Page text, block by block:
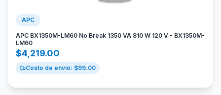
APC
APC BX1350M-LM60 No Break 1350 VA 810 W 120 V - BX1350M-
LM60
$4,219.00
Costo de envío: $99.00